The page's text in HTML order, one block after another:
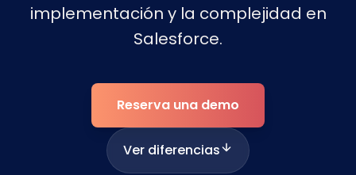
implementación y la complejidad en
Salesforce.
Reserva una demo
Ver diferencias